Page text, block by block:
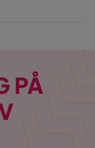
PÅ